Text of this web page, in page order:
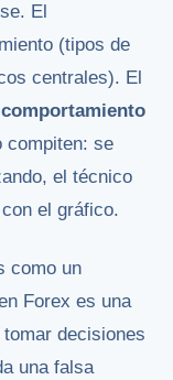
El
(tipos de
centrales). El
compiten: se
el técnico
el gráfico.
como un
Forex es una
decisiones
una falsa